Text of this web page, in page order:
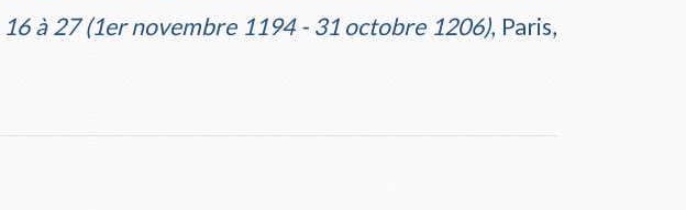
à 27 (1er novembre 1194 - 31 octobre 1206), Paris,